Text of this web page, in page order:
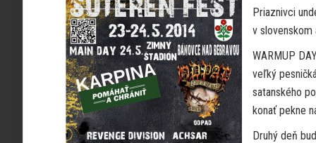
Priaznivci
v
WARMUP
veľký
satanského
konať pekne
Druhý deň